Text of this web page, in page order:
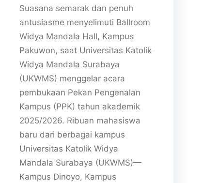
Suasana semarak dan penuh
antusiasme menyelimuti Ballroom
Widya Mandala Hall, Kampus
Pakuwon, saat Universitas Katolik
Widya Mandala Surabaya
(UKWMS) menggelar acara
pembukaan Pekan Pengenalan
Kampus (PPK) tahun akademik
2025/2026. Ribuan mahasiswa
baru dari berbagai kampus
Universitas Katolik Widya
Mandala Surabaya (UKWMS)—
Kampus Dinoyo, Kampus